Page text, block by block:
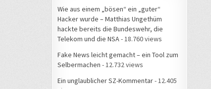
Wie aus einem „bösen“ ein „guter“
Hacker wurde – Matthias Ungethüm
hackte bereits die Bundeswehr, die
Telekom und die NSA - 18.760 views
Fake News leicht gemacht – ein Tool zum
Selbermachen - 12.732 views
Ein unglaublicher SZ-Kommentar- 12.405